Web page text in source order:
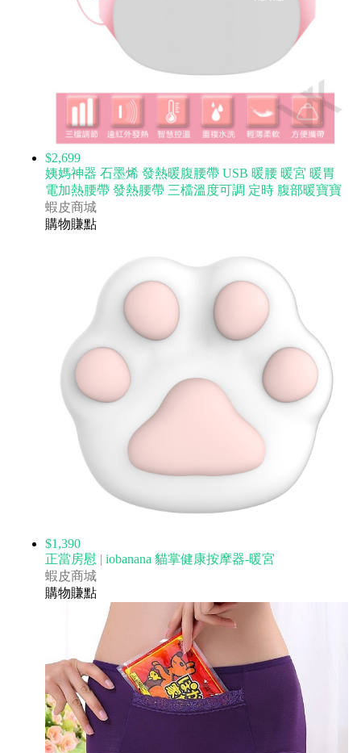
$2,699
姨媽神器 石墨烯 發熱暖腹腰帶 USB 暖腰 暖宮 暖胃
電加熱腰帶 發熱腰帶 三檔溫度可調 定時 腹部暖寶寶
蝦皮商城
購物賺點
$1,390
正當房慰 | iobanana 貓掌健康按摩器-暖宮
蝦皮商城
購物賺點